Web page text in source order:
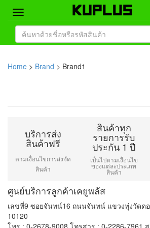
Home
Home > Brand > Brand1
บริการส่ง
สินค้าฟรี
ตามเงื่อนไขการส่งจัด
สินค้า
สินค้าทุก
รายการรับ
ประกัน 1 ปี
เป็นไปตามเงื่อนไข
ของแต่ละประเภท
สินค้า
ศูนย์บริการลูกค้าเคยูพลัส
เลขที่9 ซอยจันทน์16 ถนนจันทน์ แขวงทุ่งวัดด
10120
โทร : 0-2678-9008 โทรสาร : 0-2286-7961